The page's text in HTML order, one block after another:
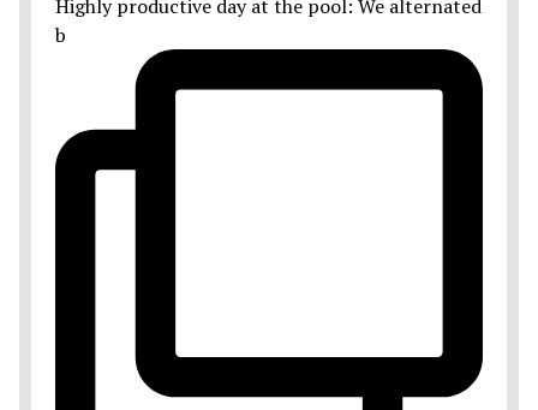
Highly productive day at the pool: We alternated
b